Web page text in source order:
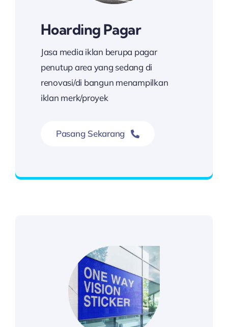
Hoarding Pagar
Jasa media iklan berupa pagar
penutup area yang sedang di
renovasi/di bangun menampilkan
iklan merk/proyek
Pasang Sekarang